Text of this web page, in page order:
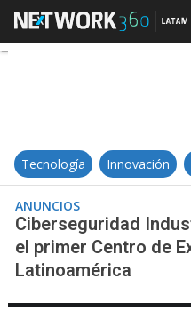
Tecnología Innovación
ANUNCIOS
Ciberseguridad
el primer Centro de
Latinoamérica